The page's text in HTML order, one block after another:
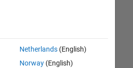
Netherlands(English)
Norway(English)